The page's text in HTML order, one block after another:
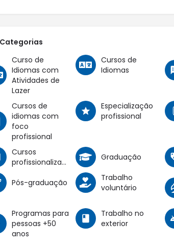
Categorias
Curso de
Idiomas com
Atividades de
Lazer
Cursos de
Idiomas
Cursos de
idiomas com
foco
profissional
Especialização
profissional
Cursos
profissionalizantes
Graduação
Pós-graduação
Trabalho
voluntário
Programas para
pessoas +50
anos
Trabalho no
exterior